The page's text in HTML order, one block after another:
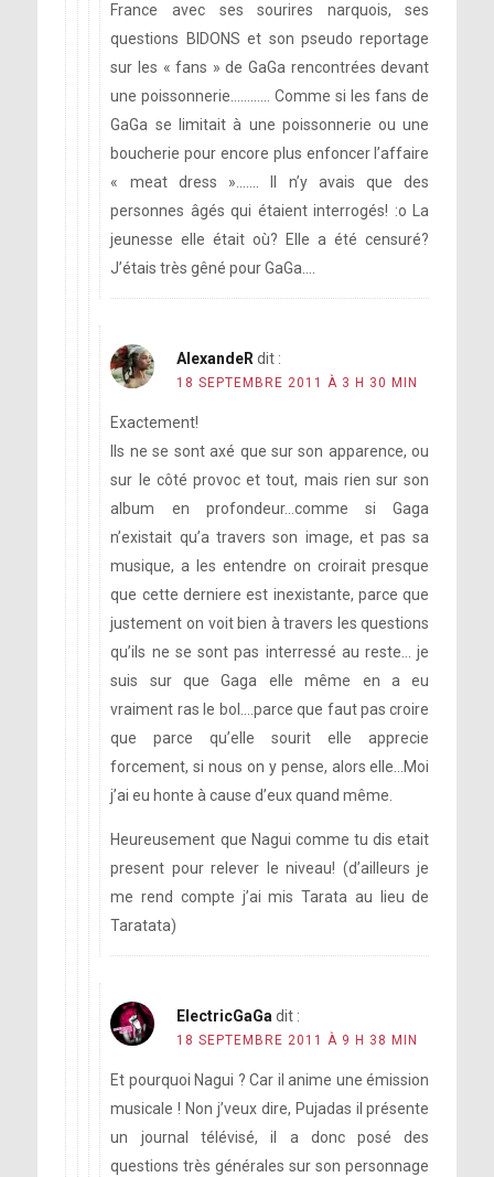
France avec ses sourires narquois, ses
questions BIDONS et son pseudo reportage
sur les « fans » de GaGa rencontrées devant
une poissonnerie………… Comme si les fans de
GaGa se limitait à une poissonnerie ou une
boucherie pour encore plus enfoncer l’affaire
« meat dress »……. Il n’y avais que des
personnes âgés qui étaient interrogés! :o La
jeunesse elle était où? Elle a été censuré?
J’étais très gêné pour GaGa….
AlexandeR dit :
18 SEPTEMBRE 2011 À 3 H 30 MIN
Exactement!
Ils ne se sont axé que sur son apparence, ou
sur le côté provoc et tout, mais rien sur son
album en profondeur…comme si Gaga
n’existait qu’a travers son image, et pas sa
musique, a les entendre on croirait presque
que cette derniere est inexistante, parce que
justement on voit bien à travers les questions
qu’ils ne se sont pas interressé au reste… je
suis sur que Gaga elle même en a eu
vraiment ras le bol….parce que faut pas croire
que parce qu’elle sourit elle apprecie
forcement, si nous on y pense, alors elle…Moi
j’ai eu honte à cause d’eux quand même.
Heureusement que Nagui comme tu dis etait
present pour relever le niveau! (d’ailleurs je
me rend compte j’ai mis Tarata au lieu de
Taratata)
ElectricGaGa dit :
18 SEPTEMBRE 2011 À 9 H 38 MIN
Et pourquoi Nagui ? Car il anime une émission
musicale ! Non j’veux dire, Pujadas il présente
un journal télévisé, il a donc posé des
questions très générales sur son personnage